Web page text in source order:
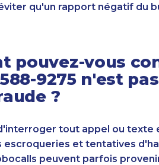
qu'un rapport négatif du
pouvez-vous
588-9275 n'est
?
tout appel ou texte
escroqueries et tentatives
peuvent parfois